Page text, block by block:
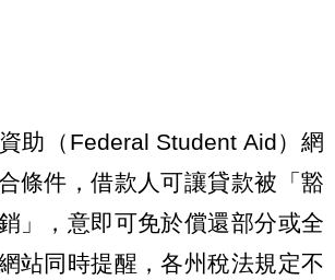
助（Federal Student Aid）網
條件，借款人可讓貸款被「豁
」，意即可免於償還部分或全
站同時提醒，各州稅法規定不